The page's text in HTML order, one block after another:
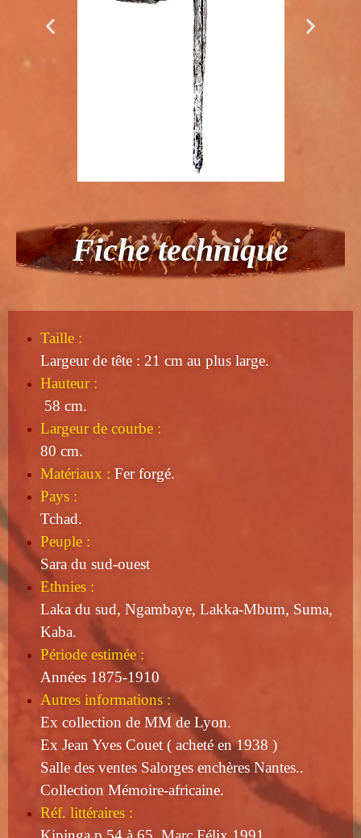
Fiche technique
Taille :
Largeur de tête : 21 cm au plus large.
Hauteur :
58 cm.
Largeur de courbe :
80 cm.
Matériaux : Fer forgé.
Pays :
Tchad.
Peuple :
Sara du sud-ouest
Ethnies :
Laka du sud, Ngambaye, Lakka-Mbum, Suma,
Kaba.
Période estimée :
Années 1875-1910
Autres informations :
Ex collection de MM de Lyon.
Ex Jean Yves Couet ( acheté en 1938 )
Salle des ventes Salorges enchères Nantes..
Collection Mémoire-africaine.
Réf. littéraires :